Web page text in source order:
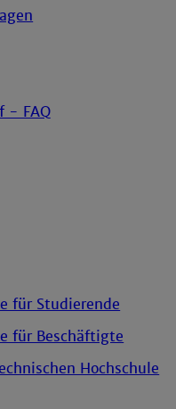
- FAQ
für Studierende
für Beschäftigte
Hochschule